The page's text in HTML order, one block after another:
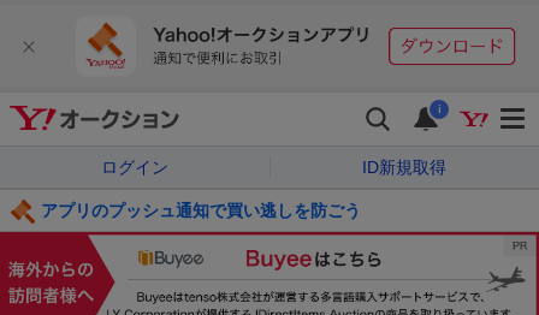
i
ログイン ID新規取得
アプリのプッシュ通知で買い逃しを防ごう